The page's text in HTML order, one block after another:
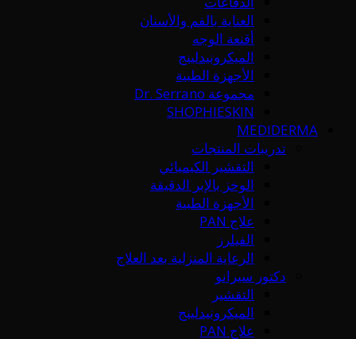
العناية بالفم والأسنان
أقنعة الوجه
الميكرونيدلينج
الأجهزة الطبية
مجموعة Dr. Serrano
SHOPHIESKIN
MEDIDERMA
تدريبات المنتجات
التقشير الكيميائي
الوخز بالإبر الدقيقة
الأجهزة الطبية
علاج PAN
الفيلرز
الرعاية المنزلية بعد العلاج
دكتور سيرانو
التقشير
الميكرونيدلينج
علاج PAN